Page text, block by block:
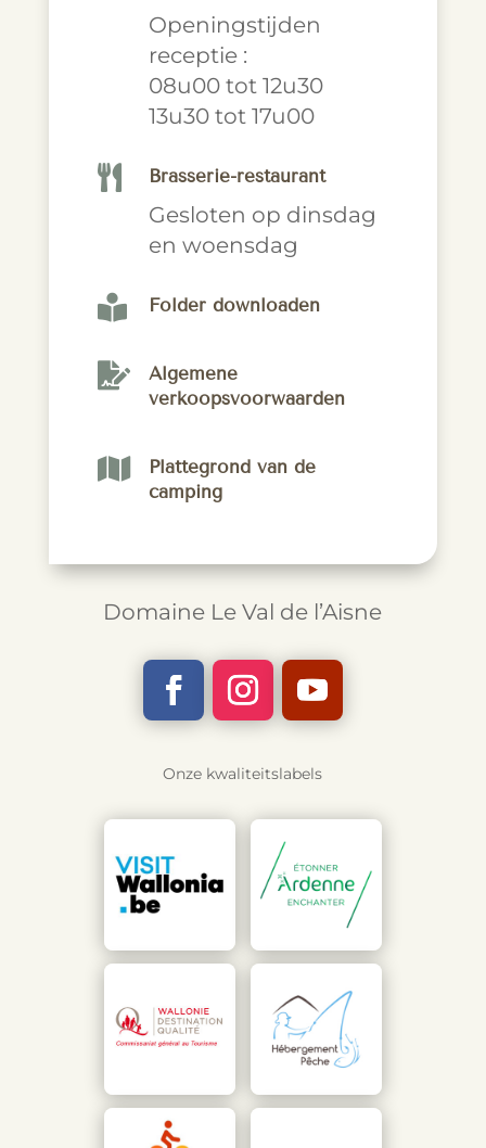
Openingstijden
receptie :
08u00 tot 12u30
13u30 tot 17u00
 Brasserie-restaurant
Gesloten op dinsdag
en woensdag
 Folder downloaden

Algemene
verkoopsvoorwaarden

Plattegrond van de
camping
Domaine Le Val de l’Aisne
Onze kwaliteitslabels